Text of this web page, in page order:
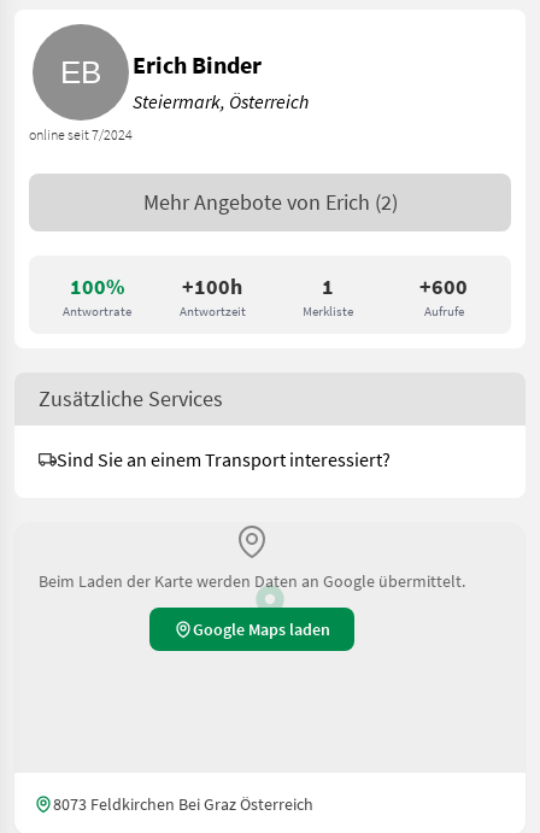
100%
Antwortrate
+100h
Antwortzeit
1
Merkliste
+600
Aufrufe
online seit 7/2024
Erich Binder
Steiermark, Österreich
Mehr Angebote von Erich (2)
Zusätzliche Services
Sind Sie an einem Transport interessiert?
Beim Laden der Karte werden Daten an Google übermittelt.
Google Maps laden
8073 Feldkirchen Bei Graz Österreich